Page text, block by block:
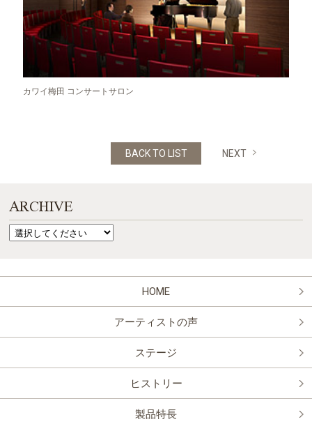
カワイ梅田 コンサートサロン
NEXT
BACK TO LIST
ARCHIVE
HOME
アーティストの声
ステージ
ヒストリー
製品特長